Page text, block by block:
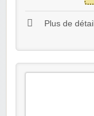
Plus de